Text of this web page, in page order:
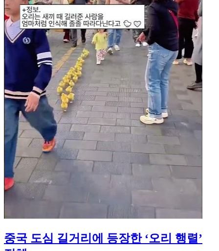
중국 도심 길거리에 등장한 ‘오리 행렬’